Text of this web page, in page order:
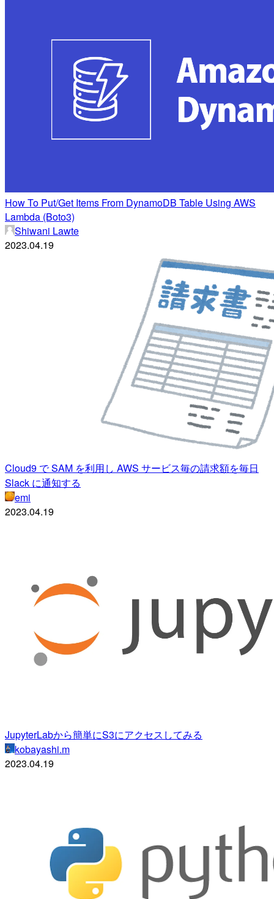
How To Put/Get Items From DynamoDB Table Using AWS
Lambda (Boto3)
Shiwani Lawte
2023.04.19
Cloud9 で SAM を利用し AWS サービス毎の請求額を毎日
Slack に通知する
emi
2023.04.19
JupyterLabから簡単にS3にアクセスしてみる
kobayashi.m
2023.04.19